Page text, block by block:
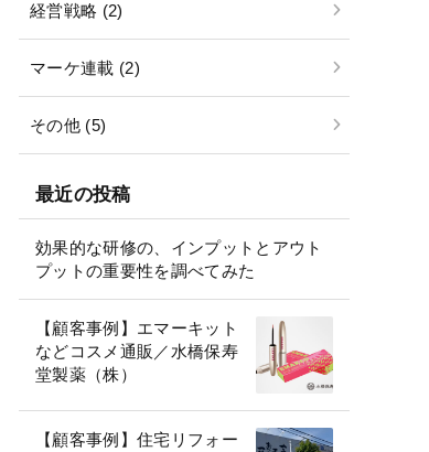
経営戦略 (2)
マーケ連載 (2)
その他 (5)
最近の投稿
効果的な研修の、インプットとアウト
プットの重要性を調べてみた
【顧客事例】エマーキット
などコスメ通販／水橋保寿
堂製薬（株）
【顧客事例】住宅リフォー